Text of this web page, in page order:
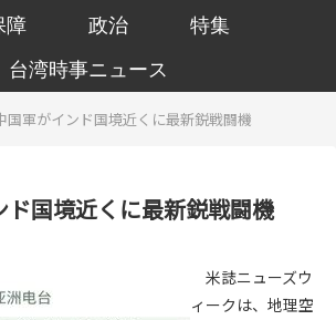
障
政治
特集
台湾時事ニュース
国軍がインド国境近くに最新鋭戦闘機
ド国境近くに最新鋭戦闘機
米誌ニューズウ
ィークは、地理空